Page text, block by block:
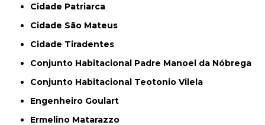
Cidade Patriarca
Cidade São Mateus
Cidade Tiradentes
Conjunto Habitacional Padre Manoel da Nóbrega
Conjunto Habitacional Teotonio Vilela
Engenheiro Goulart
Ermelino Matarazzo